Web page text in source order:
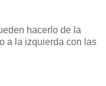
hacerlo de la
a la izquierda con las